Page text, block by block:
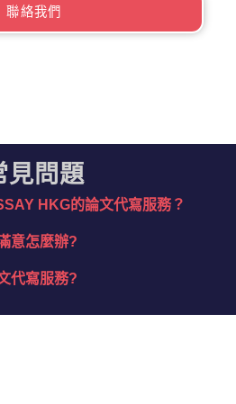
聯絡我們
見問題
HKG的論文代寫服務？​
意怎麼辦?
代寫服務?